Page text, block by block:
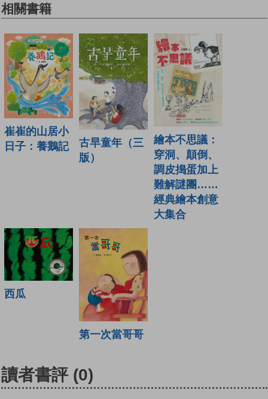
相關書籍
崔崔的山居小
日子：養鵝記
古早童年（三
版）
繪本不思議：
穿洞、顛倒、
調皮搗蛋加上
難解謎團……
經典繪本創意
大集合
西瓜
第一次當哥哥
讀者書評 (0)